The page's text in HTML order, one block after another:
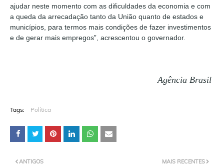
ajudar neste momento com as dificuldades da economia e com
a queda da arrecadação tanto da União quanto de estados e
municípios, para termos mais condições de fazer investimentos
e de gerar mais empregos”, acrescentou o governador.
Agência Brasil
Tags: Política
MAIS RECENTES
ANTIGOS